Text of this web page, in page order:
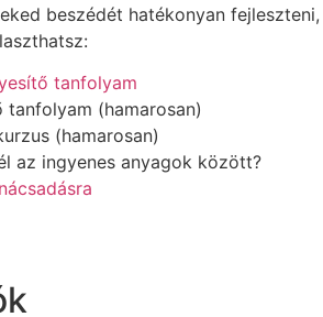
beszédét hatékonyan fejleszteni,
tanfolyam
(hamarosan)
(hamarosan)
az ingyenes anyagok között?